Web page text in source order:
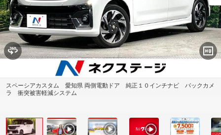
スペーシアカスタム 愛知県 両側電動ドア 純正１０インチナビ バックカメ
ラ 衝突被害軽減システム